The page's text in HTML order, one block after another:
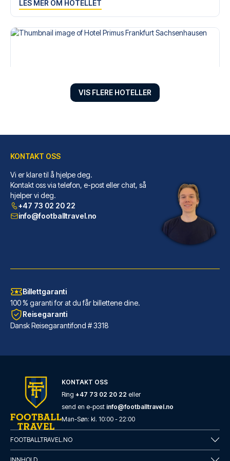
LES MER OM HOTELLET
Velger du Hotel Primus Frankfu...
LES MER OM HOTELLET
LES MER OM HOTELLET
VIS FLERE HOTELLER
KONTAKT OSS
Vi er klare til å hjelpe deg.
Kontakt oss via telefon, e-post eller chat, så
hjelper vi deg.
+47 73 02 20 22
info@footballtravel.no
Billettgaranti
100 % garanti for at du får billettene dine.
Reisegaranti
Dansk Reisegarantifond # 3318
KONTAKT OSS
Ring +47 73 02 20 22 eller
send en e-post info@footballtravel.no
Man-Søn: kl. 10:00 - 22:00
FOOTBALLTRAVEL.NO